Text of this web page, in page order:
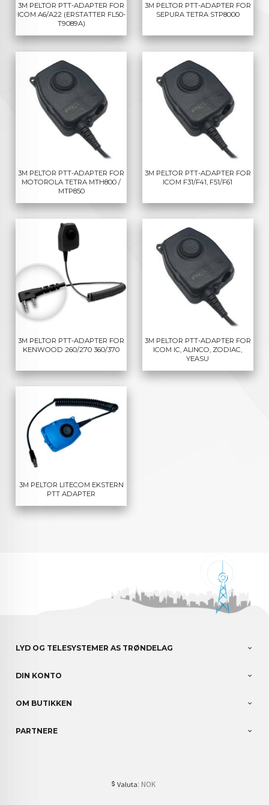
3M PELTOR PTT-ADAPTER FOR
ICOM A6/A22 (ERSTATTER FL50-
T9089A)
3M PELTOR PTT-ADAPTER FOR
SEPURA TETRA STP8000
3M PELTOR PTT-ADAPTER FOR
MOTOROLA TETRA MTH800 /
MTP850
3M PELTOR PTT-ADAPTER FOR
ICOM F31/F41, F51/F61
3M PELTOR PTT-ADAPTER FOR
KENWOOD 260/270 360/370
3M PELTOR PTT-ADAPTER FOR
ICOM IC, ALINCO, ZODIAC,
YEASU
3M PELTOR LITECOM EKSTERN
PTT ADAPTER
LYD OG TELESYSTEMER AS TRØNDELAG
DIN KONTO
OM BUTIKKEN
PARTNERE
Valuta: NOK